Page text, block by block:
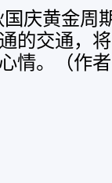
庆黄金周
的交通，
情。（作